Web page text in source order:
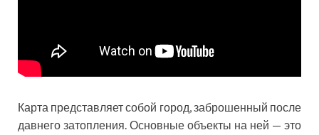
Карта представляет собой город, заброшенный после
давнего затопления. Основные объекты на ней — это